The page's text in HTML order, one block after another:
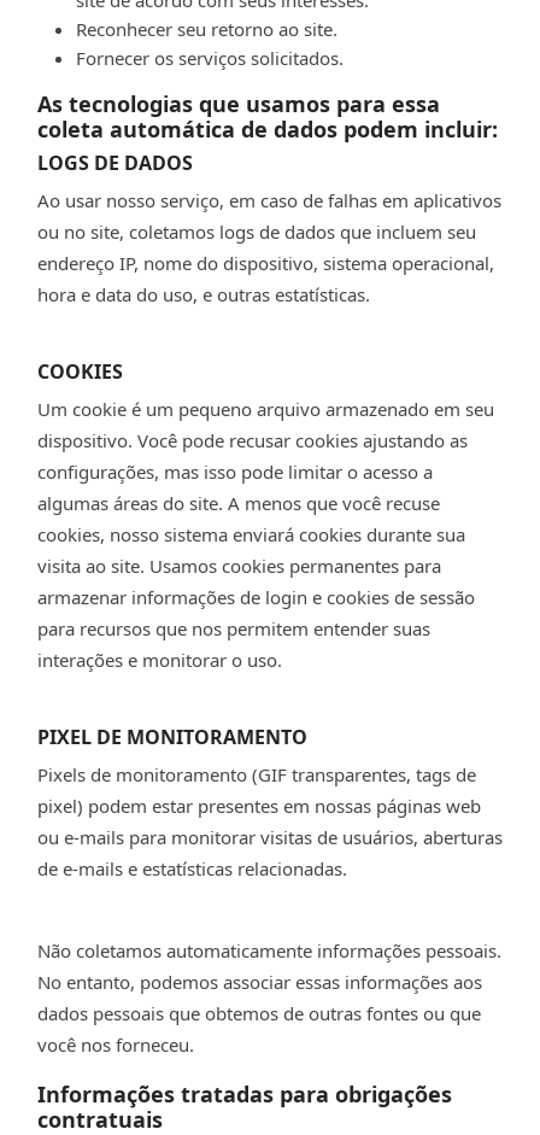
Reconhecer seu retorno ao site.
Fornecer os serviços solicitados.
As tecnologias que usamos para essa
coleta automática de dados podem incluir:
LOGS DE DADOS
Ao usar nosso serviço, em caso de falhas em aplicativos
ou no site, coletamos logs de dados que incluem seu
endereço IP, nome do dispositivo, sistema operacional,
hora e data do uso, e outras estatísticas.
COOKIES
Um cookie é um pequeno arquivo armazenado em seu
dispositivo. Você pode recusar cookies ajustando as
configurações, mas isso pode limitar o acesso a
algumas áreas do site. A menos que você recuse
cookies, nosso sistema enviará cookies durante sua
visita ao site. Usamos cookies permanentes para
armazenar informações de login e cookies de sessão
para recursos que nos permitem entender suas
interações e monitorar o uso.
PIXEL DE MONITORAMENTO
Pixels de monitoramento (GIF transparentes, tags de
pixel) podem estar presentes em nossas páginas web
ou e-mails para monitorar visitas de usuários, aberturas
de e-mails e estatísticas relacionadas.
Não coletamos automaticamente informações pessoais.
No entanto, podemos associar essas informações aos
dados pessoais que obtemos de outras fontes ou que
você nos forneceu.
Informações tratadas para obrigações
contratuais